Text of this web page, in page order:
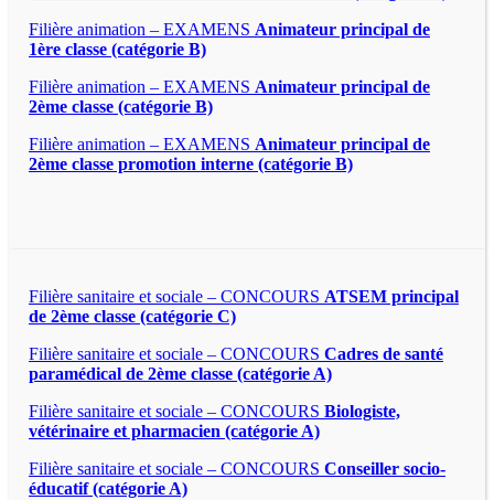
Filière animation – EXAMENS Animateur principal de
1ère classe (catégorie B)
Filière animation – EXAMENS Animateur principal de
2ème classe (catégorie B)
Filière animation – EXAMENS Animateur principal de
2ème classe promotion interne (catégorie B)
Filière sanitaire et sociale – CONCOURS ATSEM principal
de 2ème classe (catégorie C)
Filière sanitaire et sociale – CONCOURS Cadres de santé
paramédical de 2ème classe (catégorie A)
Filière sanitaire et sociale – CONCOURS Biologiste,
vétérinaire et pharmacien (catégorie A)
Filière sanitaire et sociale – CONCOURS Conseiller socio-
éducatif (catégorie A)